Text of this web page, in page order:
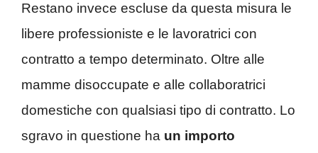
Restano invece escluse da questa misura le
libere professioniste e le lavoratrici con
contratto a tempo determinato. Oltre alle
mamme disoccupate e alle collaboratrici
domestiche con qualsiasi tipo di contratto. Lo
sgravo in questione ha un importo